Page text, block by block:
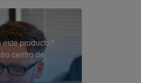
producto?
centro de